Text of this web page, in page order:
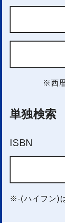
※西
単独検索
ISBN
※-(ハイフン)